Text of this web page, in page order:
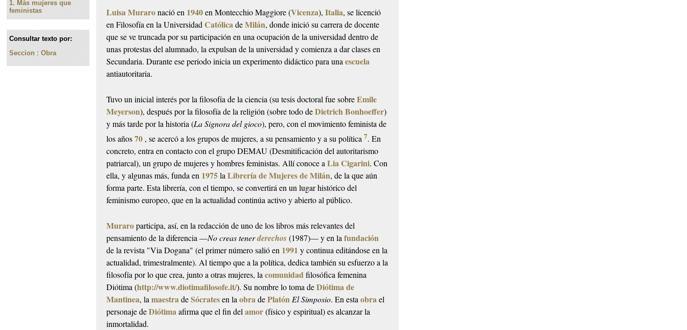
1.Más mujeres que
feministas
Consultar texto por:
Seccion:Obra
Luisa Muraronació en 1940en Montecchio Maggiore (Vicenza),Italia, se licenció
en Filosofía en la UniversidadCatólicadeMilán, donde inició su carrera de docente
que se ve truncada por su participación en una ocupación de la universidad dentro de
unas protestas del alumnado, la expulsan de la universidad y comienza a dar clases en
Secundaria. Durante ese periodo inicia un experimento didáctico para unaescuela
antiautoritaria.
Tuvo un inicial interés por la filosofía de la ciencia (su tesis doctoral fue sobreEmile
Meyerson), después por la filosofía de la religión (sobre todo deDietrich Bonhoeffer)
y más tarde por la historia (La Signora del gioco), pero, con el movimiento feminista de
los años70 , se acercó a los grupos de mujeres, a su pensamiento y a su política7. En
concreto, entra en contacto con el grupo DEMAU (Desmitificación del autoritarismo
patriarcal), un grupo de mujeres y hombres feministas. Allí conoce aLia Cigarini. Con
ella, y algunas más, funda en 1975laLibrería de Mujeres de Milán, de la que aún
forma parte. Esta librería, con el tiempo, se convertirá en un lugar histórico del
feminismo europeo, que en la actualidad continúa activo y abierto al público.
Muraroparticipa, así, en la redacción de uno de los libros más relevantes del
pensamiento de la diferencia —No creas tenerderechos(1987)— y en lafundación
de la revista "Via Dogana" (el primer número salió en 1991y continua editándose en la
actualidad, trimestralmente). Al tiempo que a la política, dedica también su esfuerzo a la
filosofía por lo que crea, junto a otras mujeres, lacomunidadfilosófica femenina
Diótima (http://www.diotimafilosofe.it/). Su nombre lo toma deDiótima de
Mantinea, lamaestradeSócratesen laobradePlatónEl Simposio. En estaobrael
personaje deDiótimaafirma que el fin delamor(físico y espiritual) es alcanzar la
inmortalidad.